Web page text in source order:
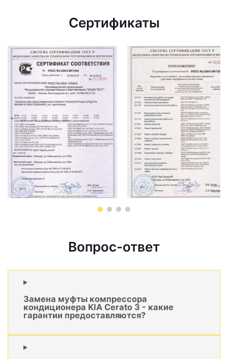
Сертификаты
Вопрос-ответ
Замена муфты компрессора
кондиционера KIA Cerato 3 - какие
гарантии предоставляются?